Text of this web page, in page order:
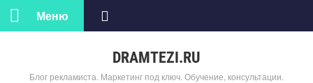
DRAMTEZI.RU
Блог рекламиста. Маркетинг под ключ. Обучение, консультации.
Меню